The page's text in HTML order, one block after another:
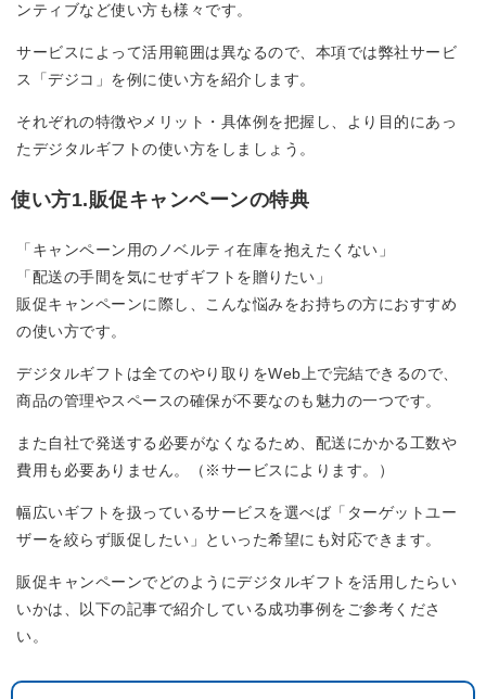
ンティブなど使い方も様々です。
サービスによって活用範囲は異なるので、本項では弊社サービ
ス「デジコ」を例に使い方を紹介します。
それぞれの特徴やメリット・具体例を把握し、より目的にあっ
たデジタルギフトの使い方をしましょう。
使い方1.販促キャンペーンの特典
「キャンペーン用のノベルティ在庫を抱えたくない」
「配送の手間を気にせずギフトを贈りたい」
販促キャンペーンに際し、こんな悩みをお持ちの方におすすめ
の使い方です。
デジタルギフトは全てのやり取りをWeb上で完結できるので、
商品の管理やスペースの確保が不要なのも魅力の一つです。
また自社で発送する必要がなくなるため、配送にかかる工数や
費用も必要ありません。（※サービスによります。）
幅広いギフトを扱っているサービスを選べば「ターゲットユー
ザーを絞らず販促したい」といった希望にも対応できます。
販促キャンペーンでどのようにデジタルギフトを活用したらい
いかは、以下の記事で紹介している成功事例をご参考くださ
い。